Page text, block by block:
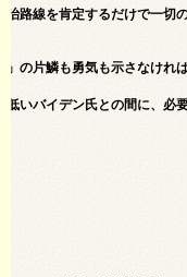
路線を肯定するだけで一切
の片鱗も勇気も示さなけれ
いバイデン氏との間に、必